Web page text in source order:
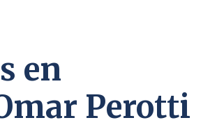
en
Perotti